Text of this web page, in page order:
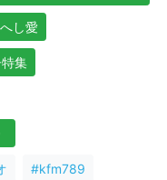
し愛
集
#kfm789